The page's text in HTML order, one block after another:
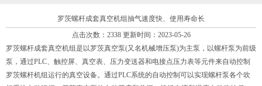
罗茨螺杆成套真空机组抽气速度快、使用寿命长
点击次数：2338 更新时间：2023-05-26
罗茨螺杆成套真空机组是以罗茨真空泵(又名机械增压泵)为主泵，以螺杆泵为前级
泵，通过PLC、触控屏、真空表、压力变送器和电接点压力表等元件来自动控制
罗茨螺杆机组运行的真空设备。通过PLC系统的自动控制可以实现螺杆泵各个吹